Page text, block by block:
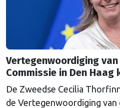
Vertegenwoordiging van
Commissie in Den
De Zweedse Cecilia
de Vertegenwoordiging van